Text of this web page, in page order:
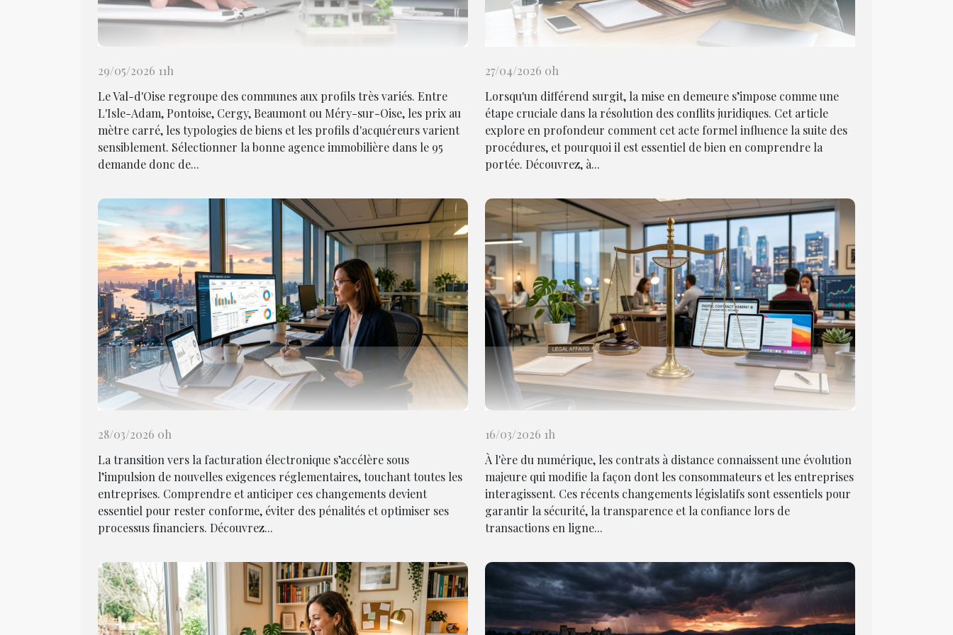
29/05/2026 11h
Le Val-d'Oise regroupe des communes aux profils très variés. Entre
L'Isle-Adam, Pontoise, Cergy, Beaumont ou Méry-sur-Oise, les prix au
mètre carré, les typologies de biens et les profils d'acquéreurs varient
sensiblement. Sélectionner la bonne agence immobilière dans le 95
demande donc de...
27/04/2026 0h
Lorsqu'un différend surgit, la mise en demeure s’impose comme une
étape cruciale dans la résolution des conflits juridiques. Cet article
explore en profondeur comment cet acte formel influence la suite des
procédures, et pourquoi il est essentiel de bien en comprendre la
portée. Découvrez, à...
28/03/2026 0h
La transition vers la facturation électronique s’accélère sous
l’impulsion de nouvelles exigences réglementaires, touchant toutes les
entreprises. Comprendre et anticiper ces changements devient
essentiel pour rester conforme, éviter des pénalités et optimiser ses
processus financiers. Découvrez...
16/03/2026 1h
À l'ère du numérique, les contrats à distance connaissent une évolution
majeure qui modifie la façon dont les consommateurs et les entreprises
interagissent. Ces récents changements législatifs sont essentiels pour
garantir la sécurité, la transparence et la confiance lors de
transactions en ligne...